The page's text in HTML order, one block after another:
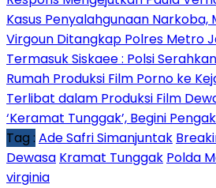
Kasus Penyalahgunaan Narkoba,
Virgoun Ditangkap Polres Metro
Termasuk Siskaee : Polsi
Rumah Produksi Film Porno ke
Terlibat dalam Produksi Film
‘Keramat Tunggak’, Begini
Tag : Ade Safri Simanjuntak
Dewasa Kramat Tunggak Polda
virginia